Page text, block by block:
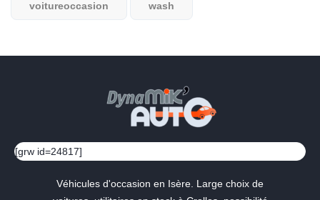
voitureoccasion wash
[grw id=24817]
Véhicules d'occasion en Isère. Large choix de